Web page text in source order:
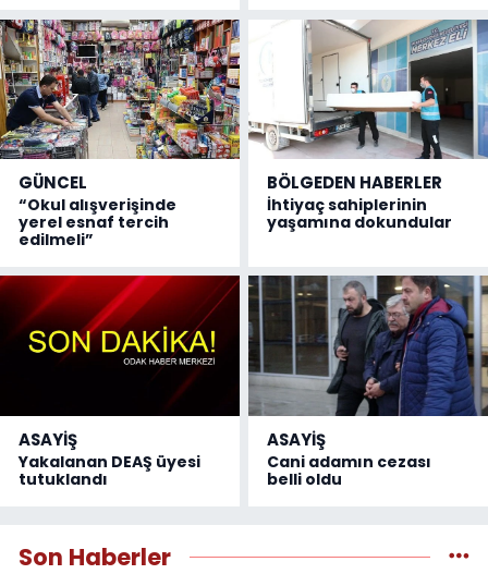
GÜNCEL
“Okul alışverişinde
yerel esnaf tercih
edilmeli”
BÖLGEDEN HABERLER
İhtiyaç sahiplerinin
yaşamına dokundular
ASAYİŞ
Yakalanan DEAŞ üyesi
tutuklandı
ASAYİŞ
Cani adamın cezası
belli oldu
Son Haberler